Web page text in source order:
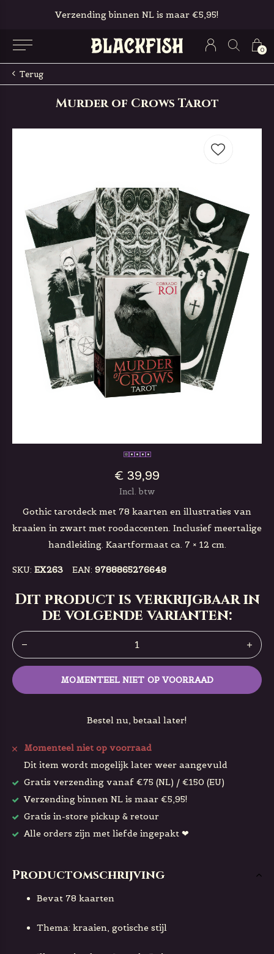
0
Verzending binnen NL is maar €5,95!
Terug
Murder of Crows Tarot
€ 39,99
Incl. btw
Gothic tarotdeck met 78 kaarten en illustraties van
kraaien in zwart met roodaccenten. Inclusief meertalige
handleiding. Kaartformaat ca. 7 × 12 cm.
SKU: EX263 EAN: 9788865276648
Dit product is verkrijgbaar in
de volgende varianten:
MOMENTEEL NIET OP VOORRAAD
Bestel nu, betaal later!
Momenteel niet op voorraad
Dit item wordt mogelijk later weer aangevuld
Gratis verzending vanaf €75 (NL) / €150 (EU)
Verzending binnen NL is maar €5,95!
Gratis in-store pickup & retour
Alle orders zijn met liefde ingepakt ❤
Productomschrijving
Bevat 78 kaarten
Thema: kraaien, gotische stijl